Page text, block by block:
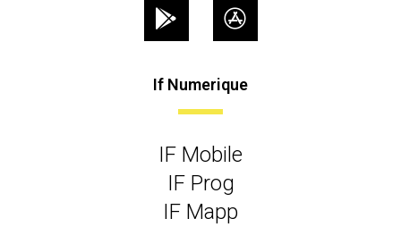
If Numerique
IF Mobile
IF Prog
IF Mapp